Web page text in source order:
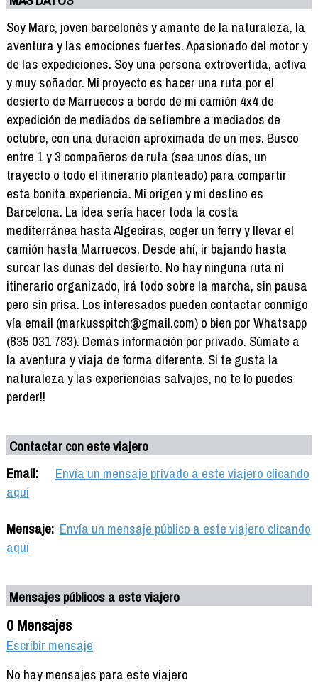
Soy Marc, joven barcelonés y amante de la naturaleza, la
aventura y las emociones fuertes. Apasionado del motor y
de las expediciones. Soy una persona extrovertida, activa
y muy soñador. Mi proyecto es hacer una ruta por el
desierto de Marruecos a bordo de mi camión 4x4 de
expedición de mediados de setiembre a mediados de
octubre, con una duración aproximada de un mes. Busco
entre 1 y 3 compañeros de ruta (sea unos días, un
trayecto o todo el itinerario planteado) para compartir
esta bonita experiencia. Mi origen y mi destino es
Barcelona. La idea sería hacer toda la costa
mediterránea hasta Algeciras, coger un ferry y llevar el
camión hasta Marruecos. Desde ahí, ir bajando hasta
surcar las dunas del desierto. No hay ninguna ruta ni
itinerario organizado, irá todo sobre la marcha, sin pausa
pero sin prisa. Los interesados pueden contactar conmigo
vía email (markusspitch@gmail.com) o bien por Whatsapp
(635 031 783). Demás información por privado. Súmate a
la aventura y viaja de forma diferente. Si te gusta la
naturaleza y las experiencias salvajes, no te lo puedes
perder!!
Contactar con este viajero
Email:
Envía un mensaje privado a este viajero clicando
aquí
Mensaje: Envía un mensaje público a este viajero clicando
aquí
Mensajes públicos a este viajero
0 Mensajes
Escribir mensaje
No hay mensajes para este viajero